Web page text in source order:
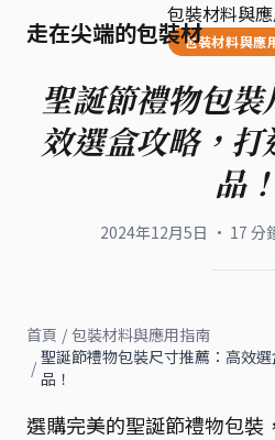
走在尖端的包裝材
包裝材料與
包裝材料與應
聖誕節禮物包
效選盒攻略，
品！
2024年12月5日 · 17 分
首頁 / 包裝材料與應用指南
/ 聖誕節禮物包裝尺寸推薦：高效
品！
選購完美的聖誕節禮物包裝